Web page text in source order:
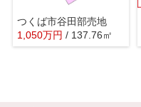
つくば市谷田部売地
1,050万円 / 137.76㎡